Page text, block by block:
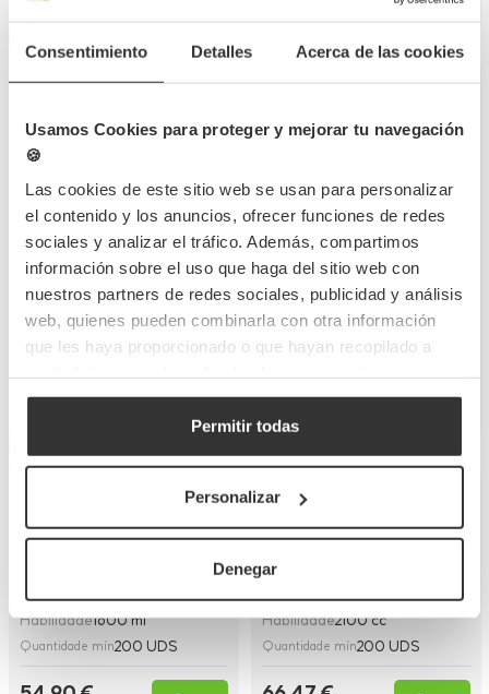
Consentimiento Detalles Acerca de las cookies
Usamos Cookies para proteger y mejorar tu navegación
🍪
Las cookies de este sitio web se usan para personalizar
el contenido y los anuncios, ofrecer funciones de redes
sociales y analizar el tráfico. Además, compartimos
información sobre el uso que haga del sitio web con
nuestros partners de redes sociales, publicidad y análisis
web, quienes pueden combinarla con otra información
que les haya proporcionado o que hayan recopilado a
Permitir todas
Personalizar
Denegar
Em oferta
Ensaladera de Cartón
Referência
Medidas15Ø x 6cm
Habilidade750ml
Quantidade mín45 UDS
14,78 €
(Con IVA)
0,36 € 0,328
€/Unidade
Há estoque
Saladeira ECO Kraft com
15x10x4,5 cm
Habilidade900 ml
Quantidade mín200 UDS
43,39 €
(Con IVA)
0,217 €
/Unidade
Saladeira ECO Kraft com
janela (1600cc)
Medidas18x12x5 cm
Habilidade1600 ml
Quantidade mín200 UDS
Saladeira ECO Kraft com
janela (2100cc)
Referência
Medidas19,5x14x6,5 cm
Habilidade2100 cc
Quantidade mín200 UDS